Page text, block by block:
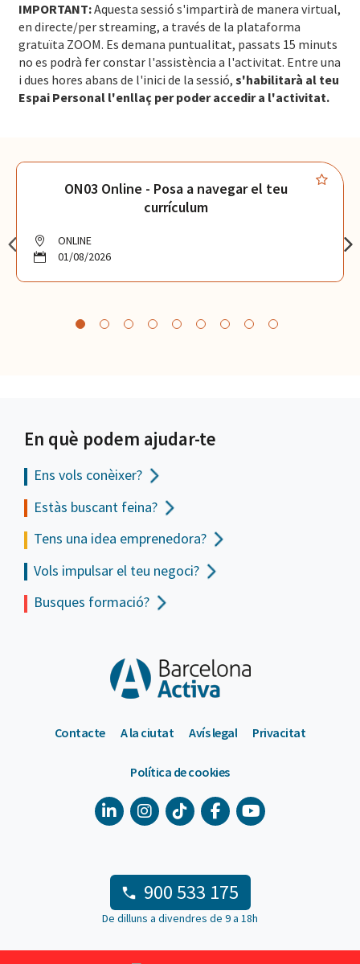
IMPORTANT:Aquesta sessió s'impartirà de manera virtual,
en directe/per streaming, a través de la plataforma
gratuïta ZOOM. Es demana puntualitat, passats 15 minuts
no es podrà fer constar l'assistència a l'activitat. Entre una
i dues hores abans de l'inici de la sessió, s'habilitarà al teu
Espai Personal l'enllaç per poder accedir a l'activitat.
ON03 Online - Posa a navegar el teu
currículum
ONLINE
01/08/2026
En què podem ajudar-te
Ens vols conèixer?
Estàs buscant feina?
Tens una idea emprenedora?
Vols impulsar el teu negoci?
Busques formació?
Contacte A la ciutat Avís legal Privacitat
Política de cookies
900 533 175
De dilluns a divendres de 9 a 18h